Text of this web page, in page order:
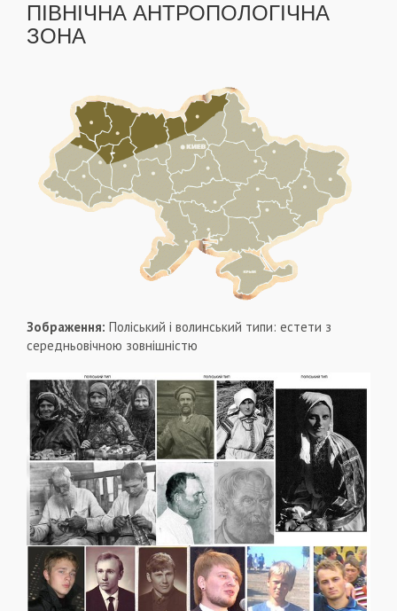
ПІВНІЧНА АНТРОПОЛОГІЧНА
ЗОНА
Зображення: Поліський і волинський типи: естети з
середньовічною зовнішністю